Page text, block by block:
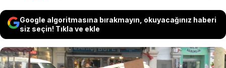
Google algoritmasına bırakmayın, okuyacağınız haberi
siz seçin! Tıkla ve ekle